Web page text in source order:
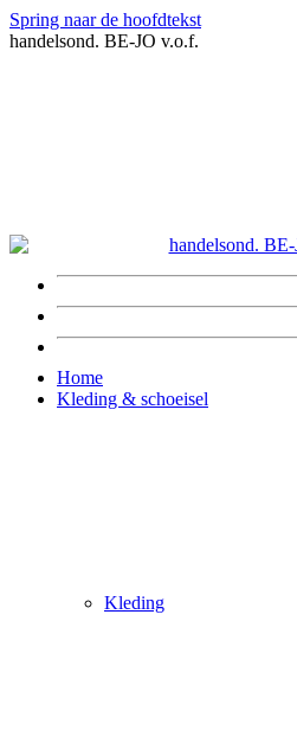
Spring naar de hoofdtekst
handelsond. BE-JO v.o.f.
Home
Kleding & schoeisel
Kleding